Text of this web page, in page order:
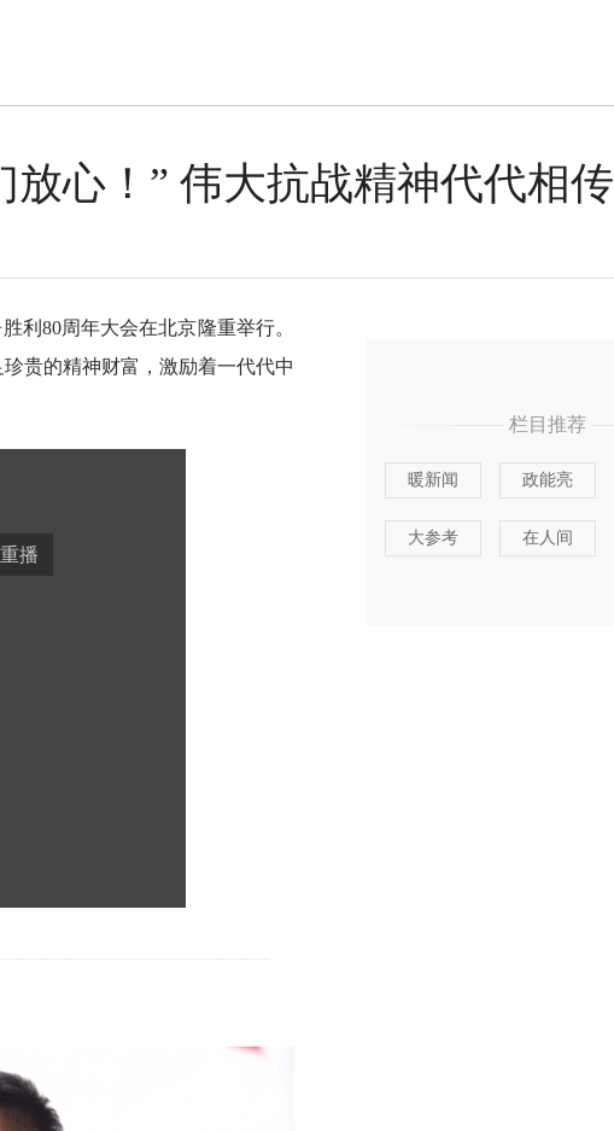
心！” 伟大抗战精神代代相传
利80周年大会在北京隆重举行。
贵的精神财富，激励着一代代中
重播
栏目推荐
暖新闻 政能亮
大参考 在人间